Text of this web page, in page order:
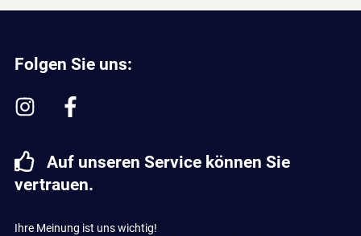
Folgen Sie uns:
Auf unseren Service können Sie
vertrauen.
Ihre Meinung ist uns wichtig!